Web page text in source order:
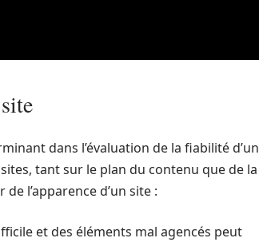
dans l’évaluation de la fiabilité d’un
tant sur le plan du contenu que de la
l’apparence d’un site :
et des éléments mal agencés peut